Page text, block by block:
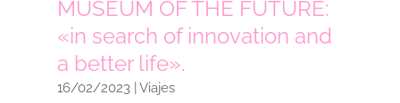
MUSEUM OF THE FUTURE:
«in search of innovation and
a better life».
16/02/2023| Viajes